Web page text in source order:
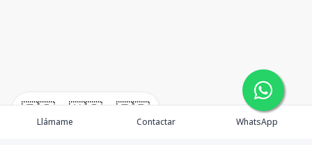
🇪🇸 🇺🇸 🇫🇷
Llámame Contactar WhatsApp